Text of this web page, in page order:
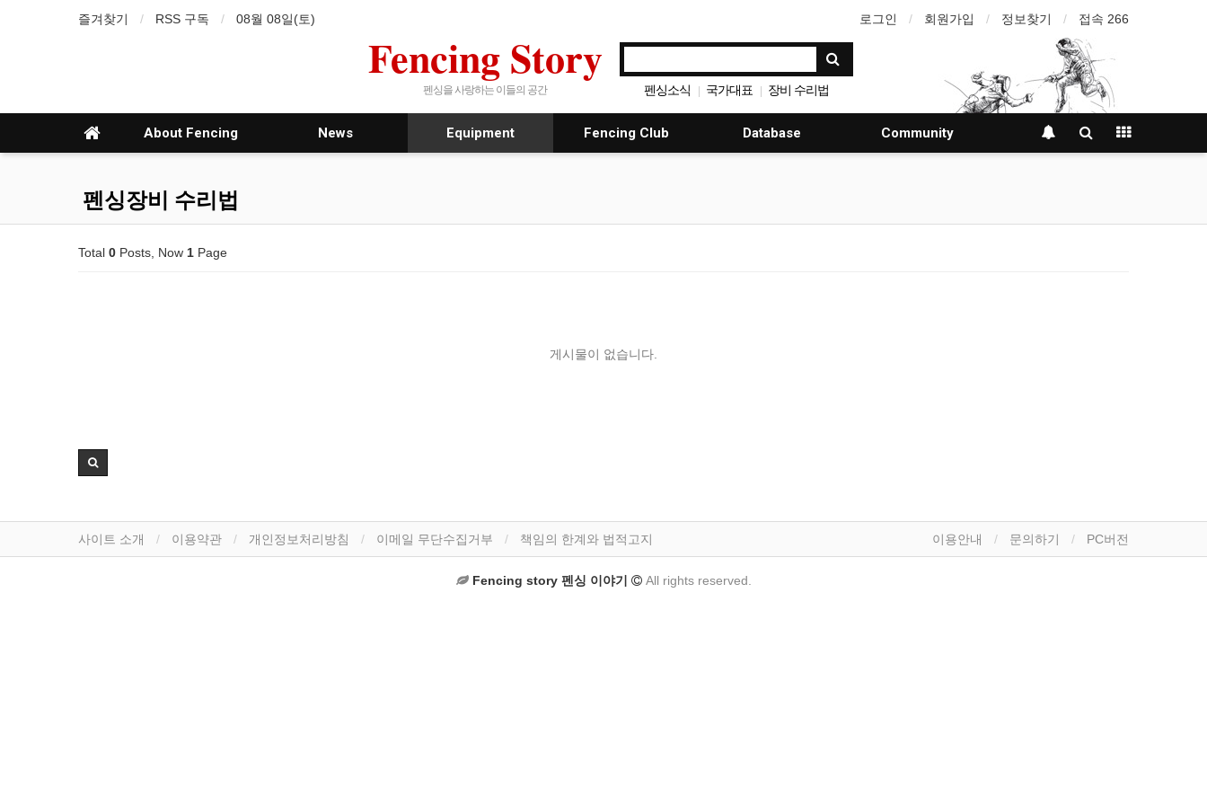
즐겨찾기 RSS 구독 08월 08일(토) 로그인 회원가입 정보찾기 접속 266
Fencing Story
펜싱을 사랑하는 이들의 공간 펜싱소식 | 국가대표 | 장비 수리법
| 펜싱 동영상
About Fencing News Equipment Fencing Club Database Community
펜싱장비 수리법
Total 0 Posts, Now 1 Page
게시물이 없습니다.
사이트 소개 이용약관 개인정보처리방침 이메일 무단수집거부 책임의 한계와 법적고지 이용안내 문의하기 PC버전
Fencing story 펜싱 이야기 All rights reserved.